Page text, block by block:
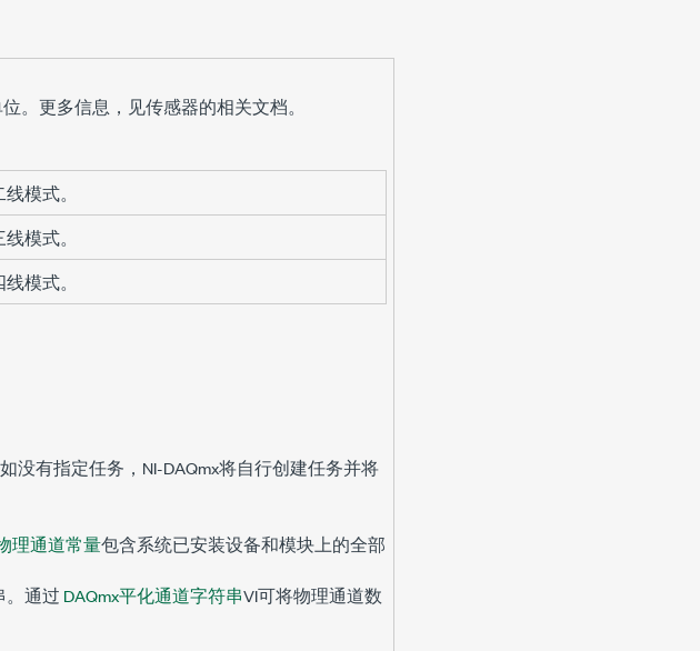
。更多信息，见传感器的相关文档。
线模式。
线模式。
线模式。
没有指定任务，NI-DAQmx将自行创建任务并将
理通道常量包含系统已安装设备和模块上的全部
。通过 DAQmx平化通道字符串VI可将物理通道数